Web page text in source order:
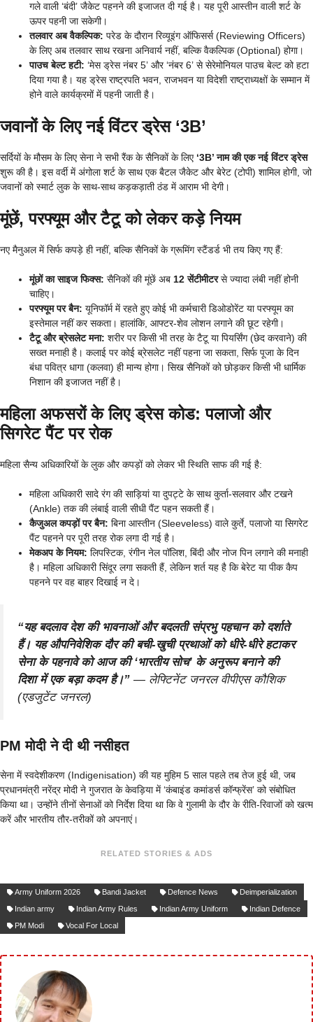
गले वाली ‘बंदी’ जैकेट पहनने की इजाजत दी गई है। यह पूरी आस्तीन वाली शर्ट के
ऊपर पहनी जा सकेगी।
तलवार अब वैकल्पिक: परेड के दौरान रिव्यूइंग ऑफिसर्स (Reviewing Officers)
के लिए अब तलवार साथ रखना अनिवार्य नहीं, बल्कि वैकल्पिक (Optional) होगा।
पाउच बेल्ट हटी: ‘मेस ड्रेस नंबर 5’ और ‘नंबर 6’ से सेरेमोनियल पाउच बेल्ट को हटा
दिया गया है। यह ड्रेस राष्ट्रपति भवन, राजभवन या विदेशी राष्ट्राध्यक्षों के सम्मान में
होने वाले कार्यक्रमों में पहनी जाती है।
जवानों के लिए नई विंटर ड्रेस ‘3B’
सर्दियों के मौसम के लिए सेना ने सभी रैंक के सैनिकों के लिए ‘3B’ नाम की एक नई विंटर ड्रेस
शुरू की है। इस वर्दी में अंगोला शर्ट के साथ एक बैटल जैकेट और बेरेट (टोपी) शामिल होगी, जो
जवानों को स्मार्ट लुक के साथ-साथ कड़कड़ाती ठंड में आराम भी देगी।
मूंछें, परफ्यूम और टैटू को लेकर कड़े नियम
नए मैनुअल में सिर्फ कपड़े ही नहीं, बल्कि सैनिकों के ग्रूमिंग स्टैंडर्ड भी तय किए गए हैं:
मूंछों का साइज फिक्स: सैनिकों की मूंछें अब 12 सेंटीमीटरसे ज्यादा लंबी नहीं होनी
चाहिए।
परफ्यूम पर बैन: यूनिफॉर्म में रहते हुए कोई भी कर्मचारी डिओडोरेंट या परफ्यूम का
इस्तेमाल नहीं कर सकता। हालांकि, आफ्टर-शेव लोशन लगाने की छूट रहेगी।
टैटू और ब्रेसलेट मना: शरीर पर किसी भी तरह के टैटू या पियर्सिंग (छेद करवाने) की
सख्त मनाही है। कलाई पर कोई ब्रेसलेट नहीं पहना जा सकता, सिर्फ पूजा के दिन
बंधा पवित्र धागा (कलवा) ही मान्य होगा। सिख सैनिकों को छोड़कर किसी भी धार्मिक
निशान की इजाजत नहीं है।
महिला अफसरों के लिए ड्रेस कोड: पलाजो और
सिगरेट पैंट पर रोक
महिला सैन्य अधिकारियों के लुक और कपड़ों को लेकर भी स्थिति साफ की गई है:
महिला अधिकारी सादे रंग की साड़ियां या दुपट्टे के साथ कुर्ता-सलवार और टखने
(Ankle) तक की लंबाई वाली सीधी पैंट पहन सकती हैं।
कैजुअल कपड़ों पर बैन: बिना आस्तीन (Sleeveless) वाले कुर्ते, पलाजो या सिगरेट
पैंट पहनने पर पूरी तरह रोक लगा दी गई है।
मेकअप के नियम: लिपस्टिक, रंगीन नेल पॉलिश, बिंदी और नोज पिन लगाने की मनाही
है। महिला अधिकारी सिंदूर लगा सकती हैं, लेकिन शर्त यह है कि बेरेट या पीक कैप
पहनने पर वह बाहर दिखाई न दे।
“यह बदलाव देश की भावनाओं और बदलती संप्रभु पहचान को दर्शाते
हैं। यह औपनिवेशिक दौर की बची-खुची प्रथाओं को धीरे-धीरे हटाकर
सेना के पहनावे को आज की ‘भारतीय सोच’ के अनुरूप बनाने की
दिशा में एक बड़ा कदम है।” — लेफ्टिनेंट जनरल वीपीएस कौशिक
(एडजुटेंट जनरल)
PM मोदी ने दी थी नसीहत
सेना में स्वदेशीकरण (Indigenisation) की यह मुहिम 5 साल पहले तब तेज हुई थी, जब
प्रधानमंत्री नरेंद्र मोदी ने गुजरात के केवड़िया में ‘कंबाइंड कमांडर्स कॉन्फ्रेंस’ को संबोधित
किया था। उन्होंने तीनों सेनाओं को निर्देश दिया था कि वे गुलामी के दौर के रीति-रिवाजों को खत्म
करें और भारतीय तौर-तरीकों को अपनाएं।
RELATED STORIES & ADS
Army Uniform 2026 Bandi Jacket Defence News
Deimperialization
Indian army
Indian Army Rules Indian Army Uniform
Indian Defence
PM Modi
Vocal For Local